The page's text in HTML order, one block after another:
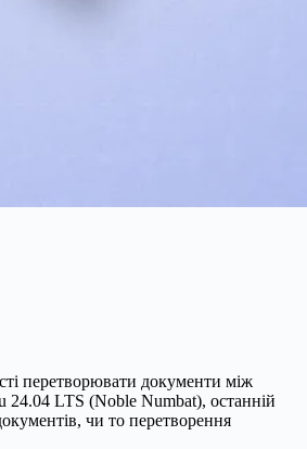
перетворювати документи між
24.04 LTS (Noble Numbat), останній
чи то перетворення